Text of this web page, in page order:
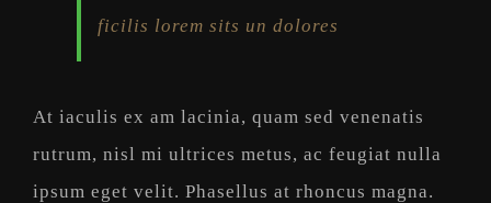
ficilis lorem sits un dolores
At iaculis ex am lacinia, quam sed venenatis
rutrum, nisl mi ultrices metus, ac feugiat nulla
ipsum eget velit. Phasellus at rhoncus magna.